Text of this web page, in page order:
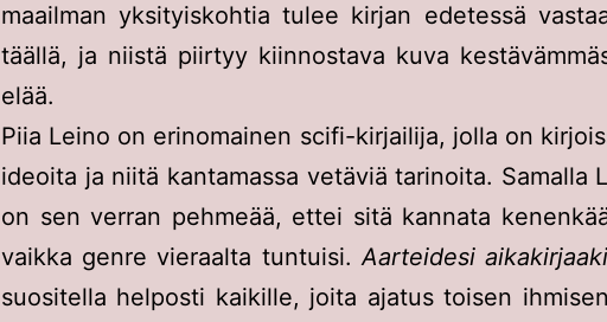
maailman yksityiskohtia tulee kirjan edetessä
täällä, ja niistä piirtyy kiinnostava kuva
elää.
Piia Leino on erinomainen scifi-kirjailija, jolla on
ideoita ja niitä kantamassa vetäviä tarinoita. Samalla
on sen verran pehmeää, ettei sitä kannata
vaikka genre vieraalta tuntuisi.Aarteidesi
suositella helposti kaikille, joita ajatus toisen